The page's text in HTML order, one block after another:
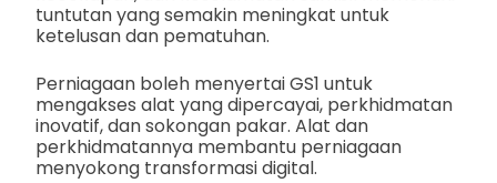
tuntutan yang semakin meningkat untuk
ketelusan dan pematuhan.
Perniagaan boleh menyertai GS1 untuk
mengakses alat yang dipercayai, perkhidmatan
inovatif, dan sokongan pakar. Alat dan
perkhidmatannya membantu perniagaan
menyokong transformasi digital.